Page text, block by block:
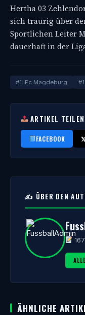
Hertha 03
sich traurig über
Sportlichen Leiter
dauerhaft in der
#1. Fc Magdeburg
ARTIKEL TEILEN
FACEBOOK
✍️ ÜBER DEN
ÄHNLICHE